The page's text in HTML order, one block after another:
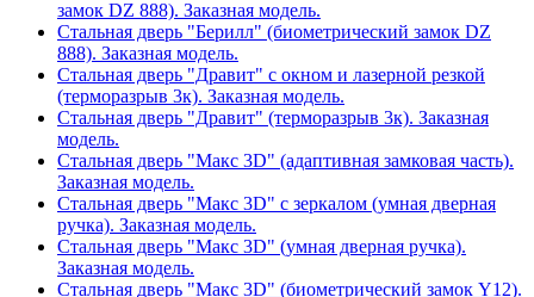
замок DZ 888). Заказная модель.
Стальная дверь "Берилл" (биометрический замок DZ
888). Заказная модель.
Стальная дверь "Дравит" с окном и лазерной резкой
(терморазрыв 3к). Заказная модель.
Стальная дверь "Дравит" (терморазрыв 3к). Заказная
модель.
Стальная дверь "Макс 3D" (адаптивная замковая часть).
Заказная модель.
Стальная дверь "Макс 3D" с зеркалом (умная дверная
ручка). Заказная модель.
Стальная дверь "Макс 3D" (умная дверная ручка).
Заказная модель.
Стальная дверь "Макс 3D" (биометрический замок Y12).